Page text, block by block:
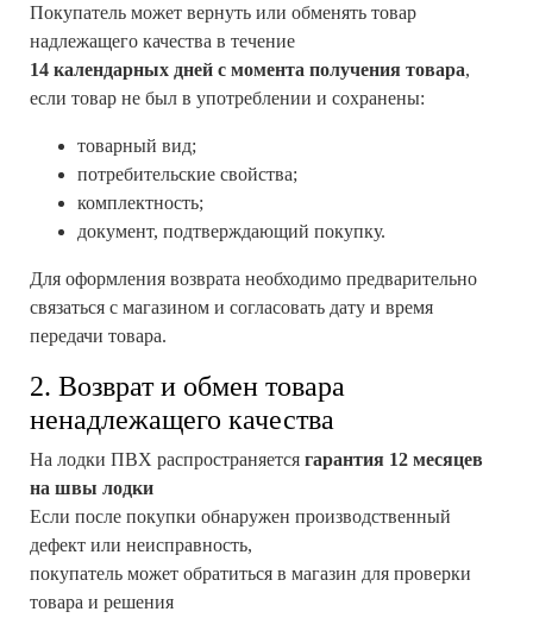
Покупатель может вернуть или обменять товар
надлежащего качества в течение
14 календарных дней с момента получения товара,
если товар не был в употреблении и сохранены:
товарный вид;
потребительские свойства;
комплектность;
документ, подтверждающий покупку.
Для оформления возврата необходимо предварительно
связаться с магазином и согласовать дату и время
передачи товара.
2. Возврат и обмен товара
ненадлежащего качества
На лодки ПВХ распространяется гарантия 12 месяцев
на швы лодки
Если после покупки обнаружен производственный
дефект или неисправность,
покупатель может обратиться в магазин для проверки
товара и решения